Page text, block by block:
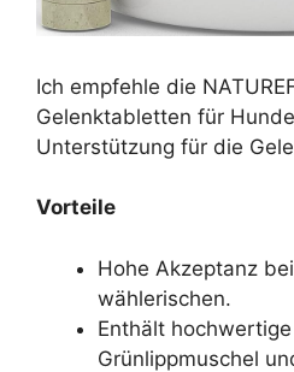
Ich empfehle die
Gelenktabletten für
Unterstützung für die
Vorteile
Hohe Akzeptanz
wählerischen.
Enthält
Grünlippmuschel